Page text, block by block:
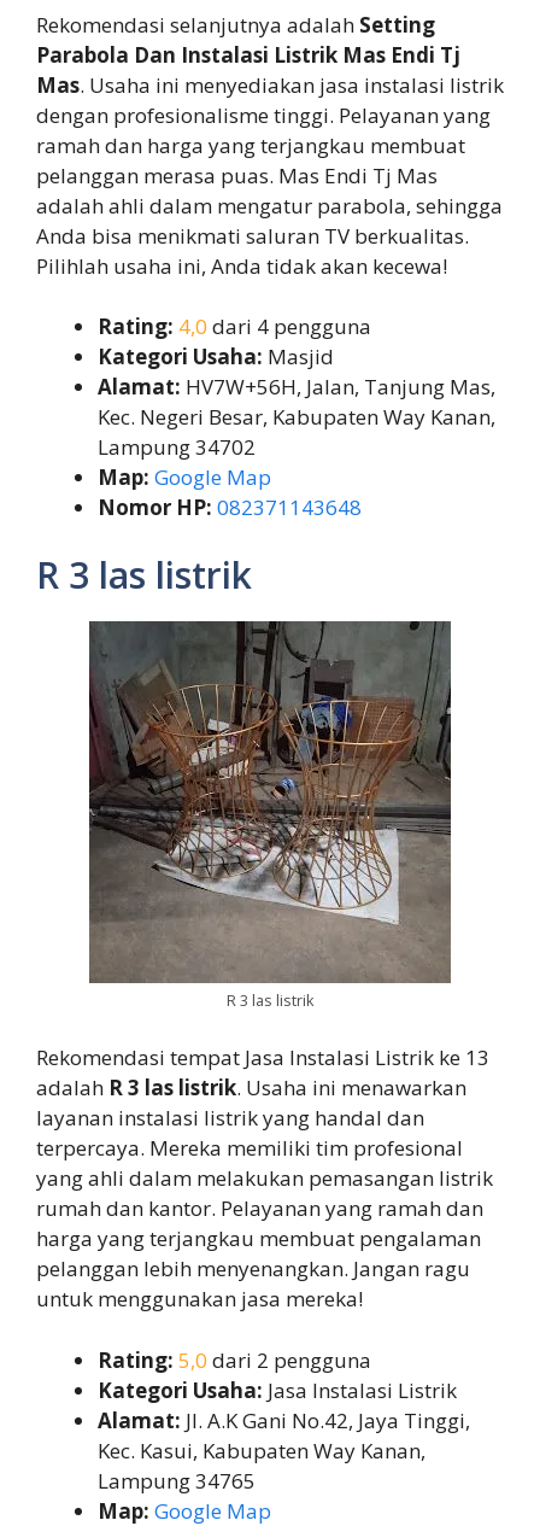
Rekomendasi selanjutnya adalah Setting
Parabola Dan Instalasi Listrik Mas Endi Tj
Mas. Usaha ini menyediakan jasa instalasi listrik
dengan profesionalisme tinggi. Pelayanan yang
ramah dan harga yang terjangkau membuat
pelanggan merasa puas. Mas Endi Tj Mas
adalah ahli dalam mengatur parabola, sehingga
Anda bisa menikmati saluran TV berkualitas.
Pilihlah usaha ini, Anda tidak akan kecewa!
Rating: 4,0 dari 4 pengguna
Kategori Usaha: Masjid
Alamat: HV7W+56H, Jalan, Tanjung Mas,
Kec. Negeri Besar, Kabupaten Way Kanan,
Lampung 34702
Map: Google Map
Nomor HP: 082371143648
R 3 las listrik
R 3 las listrik
Rekomendasi tempat Jasa Instalasi Listrik ke 13
adalah R 3 las listrik. Usaha ini menawarkan
layanan instalasi listrik yang handal dan
terpercaya. Mereka memiliki tim profesional
yang ahli dalam melakukan pemasangan listrik
rumah dan kantor. Pelayanan yang ramah dan
harga yang terjangkau membuat pengalaman
pelanggan lebih menyenangkan. Jangan ragu
untuk menggunakan jasa mereka!
Rating: 5,0 dari 2 pengguna
Kategori Usaha: Jasa Instalasi Listrik
Alamat: Jl. A.K Gani No.42, Jaya Tinggi,
Kec. Kasui, Kabupaten Way Kanan,
Lampung 34765
Map: Google Map